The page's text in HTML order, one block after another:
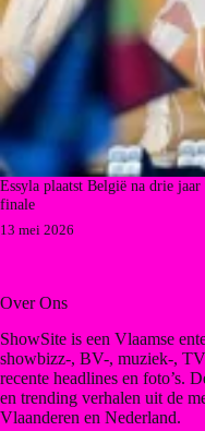
Essyla plaatst België na drie
finale
13 mei 2026
Over Ons
ShowSite is een Vlaamse
showbizz-, BV-, muziek-,
recente headlines en foto’s.
en trending verhalen uit de
Vlaanderen en Nederland.